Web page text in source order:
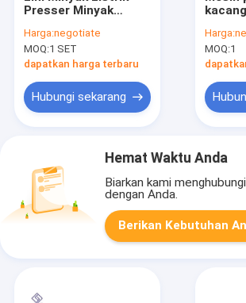
Presser Minyak
Kelapa Dingin Mesin
Penekan Minyak Lini
Harga:negotiate
MOQ:1 SET
dapatkan harga terbaru
Hubungi sekarang
minyak
Harga:
MOQ:1
Hemat Waktu Anda
Biarkan kami
dengan Anda.
Berikan Kebutuhan